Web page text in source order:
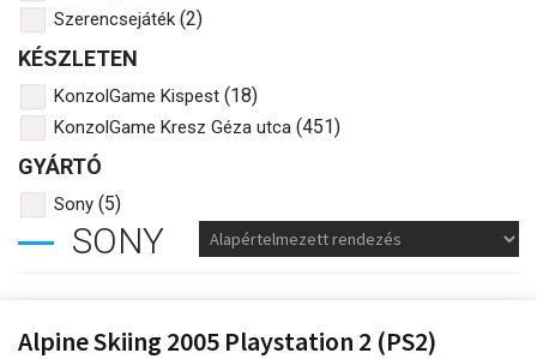
Szerencsejáték (2)
KÉSZLETEN
KonzolGame Kispest (18)
KonzolGame Kresz Géza utca (451)
GYÁRTÓ
Sony (5)
SONY
Alpine Skiing 2005 Playstation 2 (PS2)